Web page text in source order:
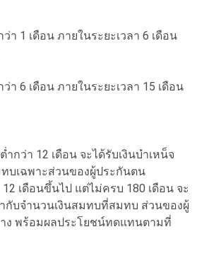
า 1 เดือน ภายในระยะเวลา 6 เดือน
า 6 เดือน ภายในระยะเวลา 15 เดือน
กว่า 12 เดือน จะได้รับเงินบำเหน็จ
ทบเฉพาะส่วนของผู้ประกันตน
เดือนขึ้นไป แต่ไม่ครบ 180 เดือน จะ
ากับจำนวนเงินสมทบที่สมทบ ส่วนของผู้
ง พร้อมผลประโยชน์ทดแทนตามที่